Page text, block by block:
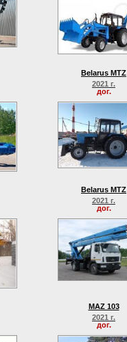
Belarus MTZ
2021 г.
дог.
Belarus MTZ
2021 г.
дог.
MAZ 103
2021 г.
дог.